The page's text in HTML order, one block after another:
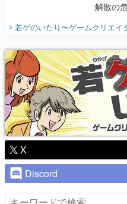
解散の
開く。
『少年
り】
若ゲのいたり〜ゲームクリエイ
X
Discord